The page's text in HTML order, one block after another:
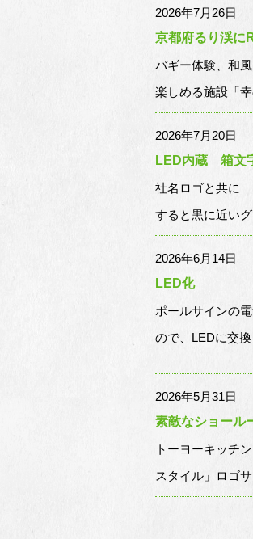
2026年7月26日
京都府るり渓
バギー体験、和
楽しめる施設「
2026年7月20日
LED内蔵 箱文
社名ロゴと共に
すると黒に近い
2026年6月14日
LED化
ポールサインの
ので、LEDに交
2026年5月31日
素敵なショール
トーヨーキッチ
スタイル」ロゴ